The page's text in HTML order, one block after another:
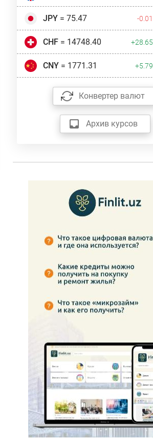
JPY= 75.47 -0.01
CHF= 14748.40 +28.65
CNY= 1771.31 +5.79
Конвертер валют
Архив курсов